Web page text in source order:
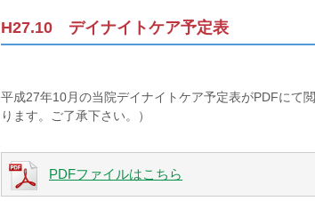
H27.10 デイナイトケア予定表
平成27年10月の当院デイナイトケア予定表がPDFにて
ります。ご了承下さい。）
PDFファイルはこちら